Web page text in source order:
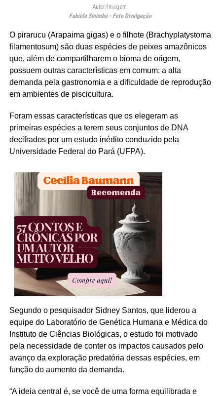
Autor/Imagem:
Fabíola Sinimbú - Foto Divulgação
O pirarucu (Arapaima gigas) e o filhote (Brachyplatystoma
filamentosum) são duas espécies de peixes amazônicos
que, além de compartilharem o bioma de origem,
possuem outras características em comum: a alta
demanda pela gastronomia e a dificuldade de reprodução
em ambientes de piscicultura.
Foram essas características que os elegeram as
primeiras espécies a terem seus conjuntos de DNA
decifrados por um estudo inédito conduzido pela
Universidade Federal do Pará (UFPA).
Segundo o pesquisador Sidney Santos, que liderou a
equipe do Laboratório de Genética Humana e Médica do
Instituto de Ciências Biológicas, o estudo foi motivado
pela necessidade de conter os impactos causados pelo
avanço da exploração predatória dessas espécies, em
função do aumento da demanda.
“A ideia central é, se você de uma forma equilibrada e